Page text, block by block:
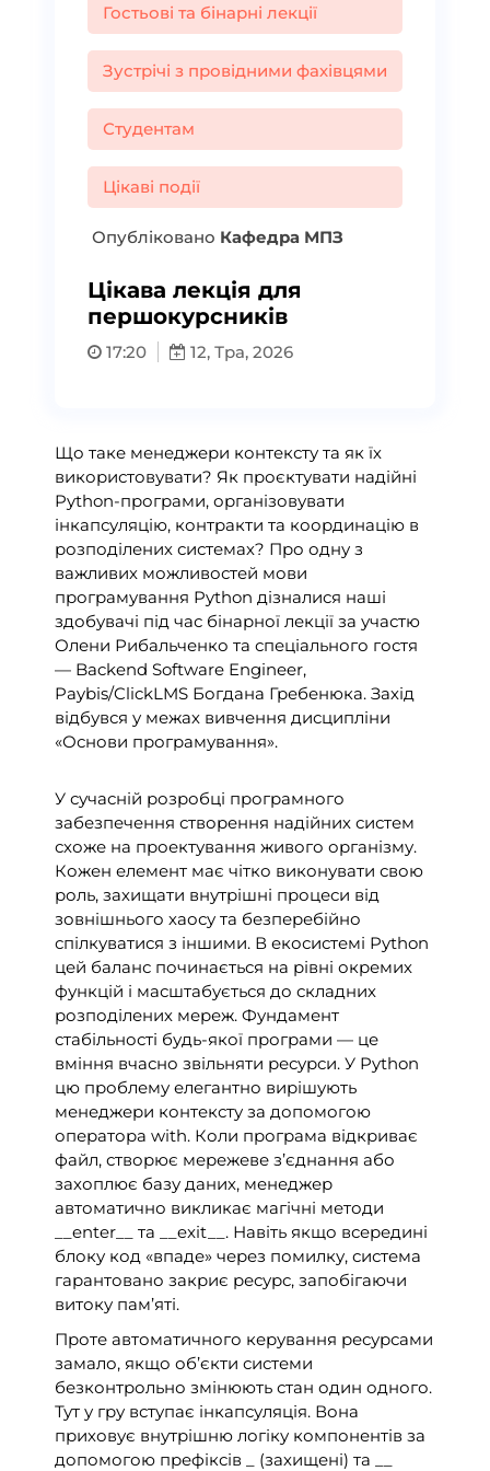
Гостьові та бінарні лекції
Зустрічі з провідними фахівцями
Студентам
Цікаві події
Опубліковано Кафедра МПЗ
Цікава лекція для
першокурсників
17:20 12, Тра, 2026
Що таке менеджери контексту та як їх
використовувати? Як проєктувати надійні
Python-програми, організовувати
інкапсуляцію, контракти та координацію в
розподілених системах? Про одну з
важливих можливостей мови
програмування Python дізналися наші
здобувачі під час бінарної лекції за участю
Олени Рибальченко та спеціального гостя
— Backend Software Engineer,
Paybis/ClickLMS Богдана Гребенюка. Захід
відбувся у межах вивчення дисципліни
«Основи програмування».
У сучасній розробці програмного
забезпечення створення надійних систем
схоже на проектування живого організму.
Кожен елемент має чітко виконувати свою
роль, захищати внутрішні процеси від
зовнішнього хаосу та безперебійно
спілкуватися з іншими. В екосистемі Python
цей баланс починається на рівні окремих
функцій і масштабується до складних
розподілених мереж. Фундамент
стабільності будь-якої програми — це
вміння вчасно звільняти ресурси. У Python
цю проблему елегантно вирішують
менеджери контексту за допомогою
оператора with. Коли програма відкриває
файл, створює мережеве з’єднання або
захоплює базу даних, менеджер
автоматично викликає магічні методи
__enter__ та __exit__. Навіть якщо всередині
блоку код «впаде» через помилку, система
гарантовано закриє ресурс, запобігаючи
витоку пам’яті.
Проте автоматичного керування ресурсами
замало, якщо об’єкти системи
безконтрольно змінюють стан один одного.
Тут у гру вступає інкапсуляція. Вона
приховує внутрішню логіку компонентів за
допомогою префіксів _ (захищені) та __